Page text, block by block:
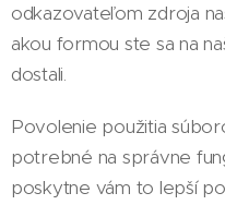
odkazovateľom zdroja
akou formou ste sa na
dostali.
Povolenie použitia
potrebné na správne
poskytne vám to lepší